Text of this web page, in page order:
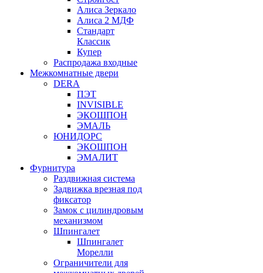
Алиса Зеркало
Алиса 2 МДФ
Стандарт
Классик
Купер
Распродажа входные
Межкомнатные двери
DERA
ПЭТ
INVISIBLE
ЭКОШПОН
ЭМАЛЬ
ЮНИДОРС
ЭКОШПОН
ЭМАЛИТ
Фурнитура
Раздвижная система
Задвижка врезная под
фиксатор
Замок с цилиндровым
механизмом
Шпингалет
Шпингалет
Морелли
Ограничители для